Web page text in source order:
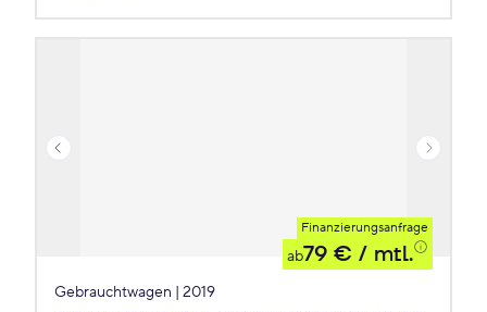
Finanzierungsanfrage
ab79 € / mtl.
Gebrauchtwagen | 2019